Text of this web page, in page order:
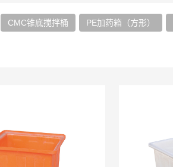
CMC锥底搅拌桶 PE加药箱（方形）